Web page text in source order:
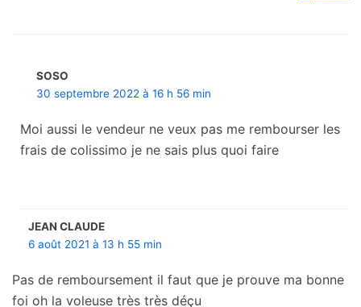
SOSO
30 septembre 2022 à 16 h 56 min
Moi aussi le vendeur ne veux pas me rembourser les
frais de colissimo je ne sais plus quoi faire
JEAN CLAUDE
6 août 2021 à 13 h 55 min
Pas de remboursement il faut que je prouve ma bonne
foi oh la voleuse très très déçu